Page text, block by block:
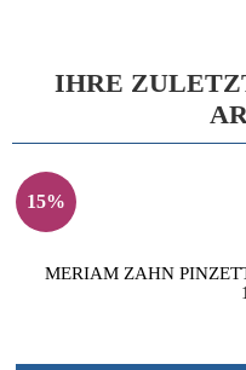
IHRE
15%
MERIAM ZAHN